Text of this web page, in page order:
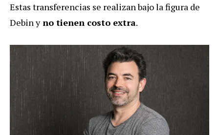
Estas transferencias se realizan bajo la figura de
Debin yno tienen costo extra.